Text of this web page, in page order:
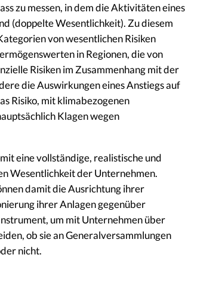
zu messen, in dem die Aktivitäten eines
(doppelte Wesentlichkeit). Zu diesem
von wesentlichen Risiken
in Regionen, die von
Risiken im Zusammenhang mit der
die Auswirkungen eines Anstiegs auf
Risiko, mit klimabezogenen
Klagen wegen
eine vollständige, realistische und
Wesentlichkeit der Unternehmen.
damit die Ausrichtung ihrer
ihrer Anlagen gegenüber
um mit Unternehmen über
ob sie an Generalversammlungen
nicht.